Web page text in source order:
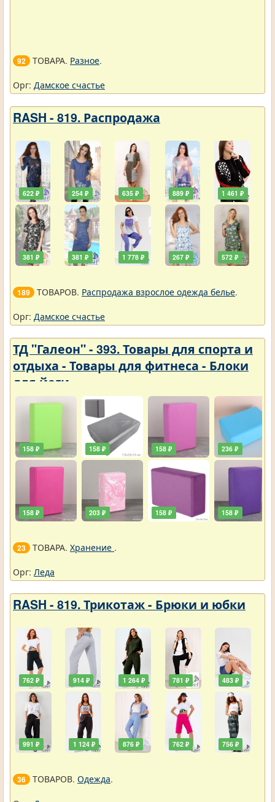
92 ТОВАРА. Разное.
Орг: Дамское счастье
RASH - 819. Распродажа
622 ₽
381 ₽
254 ₽
381 ₽
635 ₽
1 778 ₽
889 ₽
267 ₽
1 461 ₽
572 ₽
189 ТОВАРОВ. Распродажа взрослое одежда белье.
Орг: Дамское счастье
ТД "Галеон" - 393. Товары для спорта и
отдыха - Товары для фитнеса - Блоки
для йоги
158 ₽
158 ₽
158 ₽
203 ₽
158 ₽
158 ₽
236 ₽
158 ₽
23 ТОВАРА. Хранение .
Орг: Леда
RASH - 819. Трикотаж - Брюки и юбки
762 ₽
991 ₽
914 ₽
1 124 ₽
1 264 ₽
876 ₽
781 ₽
762 ₽
483 ₽
756 ₽
36 ТОВАРОВ. Одежда.